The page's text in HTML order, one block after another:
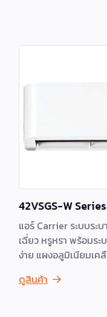
42VSGS-W Series
แอร์ Carrier ระบบระ
เฉี่ยว หรูหรา พร้อมร
ง่าย แผงอลูมิเนียมเ
ดูสินค้า